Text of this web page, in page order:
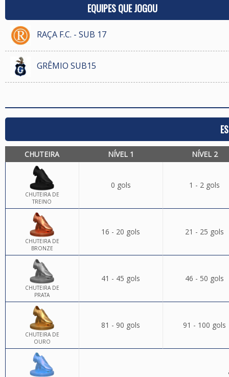
EQUIPES QUE JOGOU
RAÇA F.C. - SUB 17
GRÊMIO SUB15
CHUTEIRA NÍVEL 1 NÍVEL 2
CHUTEIRA DE
TREINO
0 gols 1 - 2 gols
CHUTEIRA DE
BRONZE
16 - 20 gols 21 - 25 gols
CHUTEIRA DE
PRATA
41 - 45 gols 46 - 50 gols
CHUTEIRA DE
OURO
81 - 90 gols 91 - 100 gols